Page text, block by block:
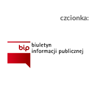
czcionka: